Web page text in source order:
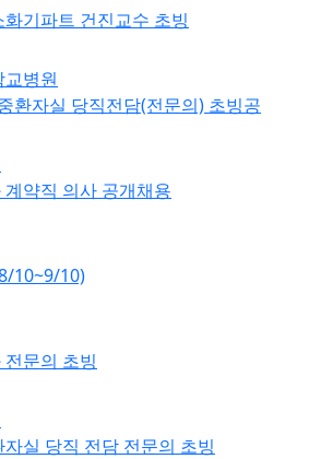
기파트 건진교수 초빙
병원
환자실 당직전담(전문의) 초빙공
약직 의사 공개채용
10~9/10)
문의 초빙
실 당직 전담 전문의 초빙